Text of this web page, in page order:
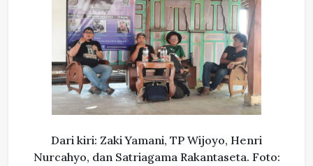
Dari kiri: Zaki Yamani, TP Wijoyo, Henri
Nurcahyo, dan Satriagama Rakantaseta. Foto: